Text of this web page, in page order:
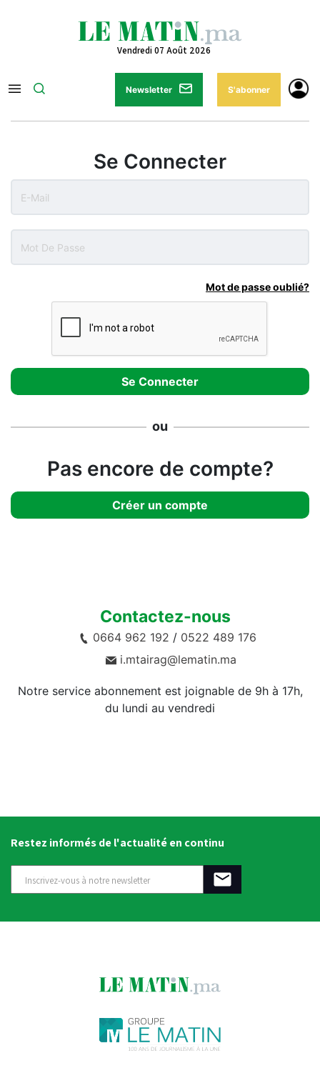
Vendredi 07 Août 2026
Newsletter S'abonner
Se Connecter
Mot de passe oublié?
ou
Pas encore de compte?
Créer un compte
Contactez-nous
0664 962 192 / 0522 489 176
i.mtairag@lematin.ma
Notre service abonnement est joignable de 9h à 17h,
du lundi au vendredi
Restez informés de l'actualité en continu